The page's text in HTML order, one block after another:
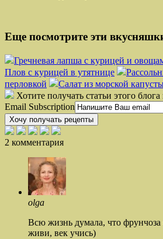
Еще посмотрите эти
Гречневая лапша с курицей и
Плов с курицей в утятнице
перловкой
Салат из морской
Хотите получать статьи этого
Email Subscription
Хочу получать рецепты
2 комментария
olga
Всю жизнь думала, что фрунчоза
живи, век учись)